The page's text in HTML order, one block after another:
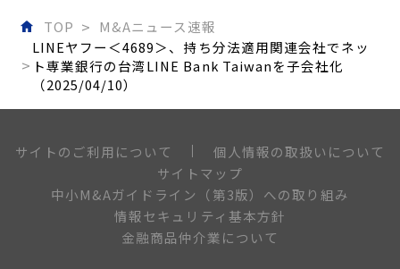
TOP
M&Aニュース速報
LINEヤフー＜4689＞、持ち分法適用関連会社でネッ
ト専業銀行の台湾LINE Bank Taiwanを子会社化
（2025/04/10）
サイトのご利用について
個人情報の取扱いについて
サイトマップ
中小M&Aガイドライン（第3版）への取り組み
情報セキュリティ基本方針
金融商品仲介業について